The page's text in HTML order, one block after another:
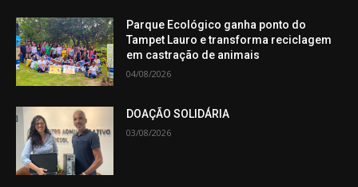
Parque Ecológico ganha ponto do
Tampet Lauro e transforma reciclagem
em castração de animais
04/08/2026
DOAÇÃO SOLIDÁRIA
03/08/2026